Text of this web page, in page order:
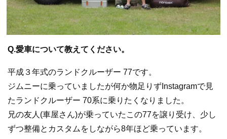
Q.愛車について教えてください。
平成３年式のランドクルーザー 77です。
ジムニーに乗っていましたが何か物足りずInstagramで見
たランドクルーザー 70系に乗りたくなりました。
兄の友人(車屋さん)が乗っていたこの77を譲り受け、少し
ずつ整備とカスタムをしながら8年ほど乗っています。